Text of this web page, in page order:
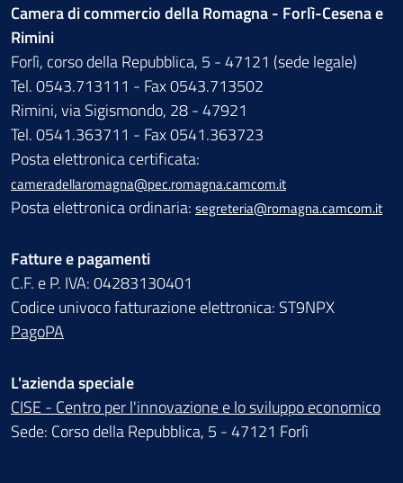
Camera di commercio della Romagna - Forlì-Cesena e
Rimini
Forlì, corso della Repubblica, 5 - 47121 (sede legale)
Tel. 0543.713111 - Fax 0543.713502
Rimini, via Sigismondo, 28 - 47921
Tel. 0541.363711 - Fax 0541.363723
Posta elettronica certificata:
cameradellaromagna@pec.romagna.camcom.it
Posta elettronica ordinaria: segreteria@romagna.camcom.it
Fatture e pagamenti
C.F. e P. IVA: 04283130401
Codice univoco fatturazione elettronica: ST9NPX
PagoPA
L'azienda speciale
CISE - Centro per l'innovazione e lo sviluppo economico
Sede: Corso della Repubblica, 5 - 47121 Forlì